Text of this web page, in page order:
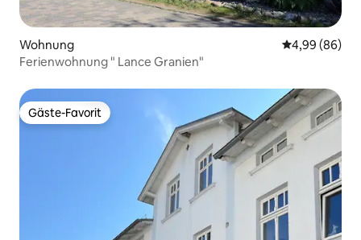
Wohnung
4,99 (86)
Ferienwohnung " Lance Granien"
Gäste-Favorit
Gäste-Favorit